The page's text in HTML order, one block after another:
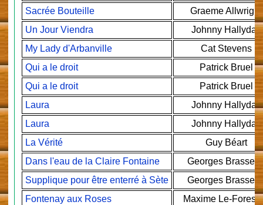
Sacrée Bouteille
Graeme Allwright
Un Jour Viendra
Johnny Hallyday
My Lady d'Arbanville
Cat Stevens
Qui a le droit
Patrick Bruel
Qui a le droit
Patrick Bruel
Laura
Johnny Hallyday
Laura
Johnny Hallyday
La Vérité
Guy Béart
Dans l'eau de la Claire Fontaine
Georges
Supplique pour être enterré à Sète
Georges
Fontenay aux Roses
Maxime Le-